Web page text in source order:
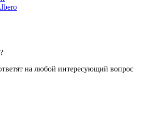
на любой интересующий вопрос